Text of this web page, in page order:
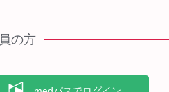
の方